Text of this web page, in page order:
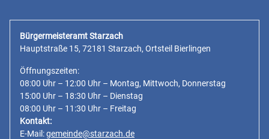
Bürgermeisteramt Starzach
Hauptstraße 15, 72181 Starzach, Ortsteil Bierlingen
Öffnungszeiten:
08:00 Uhr – 12:00 Uhr – Montag, Mittwoch, Donnerstag
15:00 Uhr – 18:30 Uhr – Dienstag
08:00 Uhr – 11:30 Uhr – Freitag
Kontakt:
E-Mail:gemeinde@starzach.de